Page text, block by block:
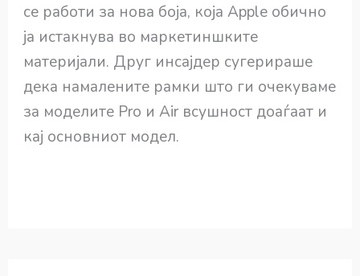
се работи за нова боја, која Apple обично
ја истакнува во маркетиншките
материјали. Друг инсајдер сугерираше
дека намалените рамки што ги очекуваме
за моделите Pro и Air всушност доаѓаат и
кај основниот модел.